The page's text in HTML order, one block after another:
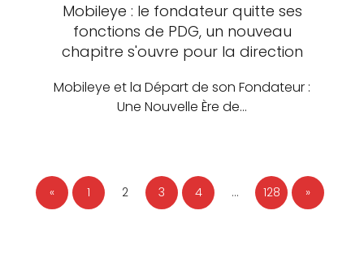
Mobileye : le fondateur quitte ses
fonctions de PDG, un nouveau
chapitre s'ouvre pour la direction
Mobileye et la Départ de son Fondateur :
Une Nouvelle Ère de…
« 1 2 3 4 … 128 »